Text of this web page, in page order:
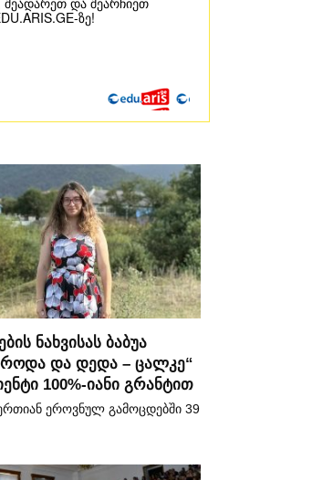
ნახვისას ბაბუა
და დედა – ცალკე“
100%-იანი გრანტით
ეროვნულ გამოცდებში 39